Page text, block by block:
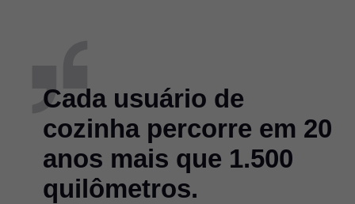
Cada usuário de
cozinha percorre em 20
anos mais que 1.500
quilômetros.